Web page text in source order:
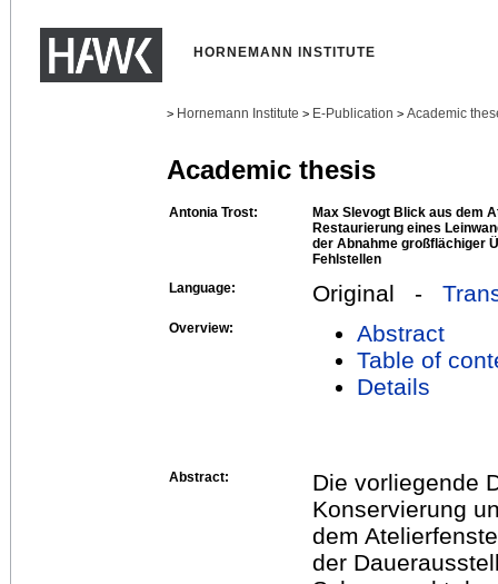
HORNEMANN INSTITUTE
> Hornemann Institute > E-Publication > Academic
Academic thesis
Antonia Trost:
Max Slevogt Blick aus dem
Restaurierung eines
der Abnahme großflächiger
Fehlstellen
Language:
Original -
Overview:
Abstract
Table of
Details
Abstract:
Die vorliegende
Konservierung
dem
der